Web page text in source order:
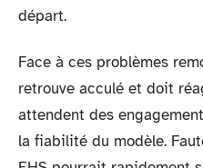
départ.
Face à ces problèmes
retrouve acculé et doit
attendent des
la fiabilité du modèle.